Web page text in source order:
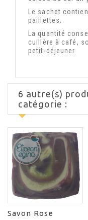
Le sachet
paillettes.
La quantité
cuillère à café,
petit-déjeuner.
6 autre(s)
catégorie :
Savon Rose